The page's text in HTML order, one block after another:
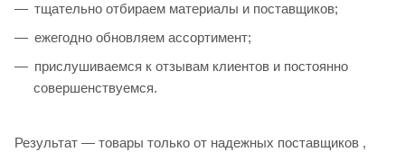
тщательно отбираем материалы и поставщиков;
ежегодно обновляем ассортимент;
прислушиваемся к отзывам клиентов и постоянно
совершенствуемся.
Результат — товары только от надежных поставщиков ,